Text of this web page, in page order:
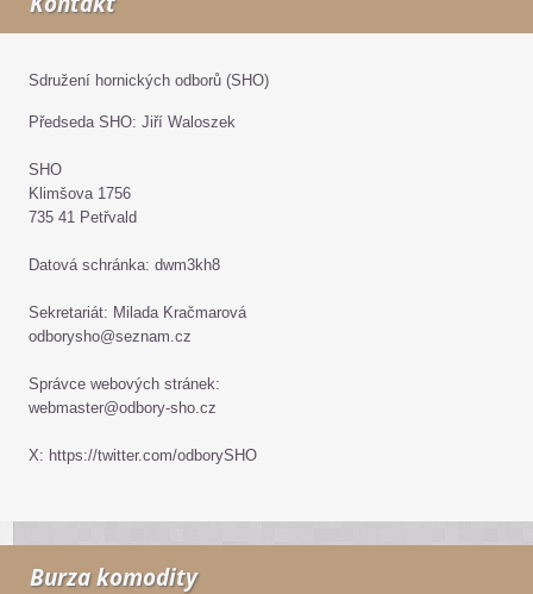
Sdružení hornických odborů (SHO)
Předseda SHO: Jiří Waloszek
SHO
Klimšova 1756
735 41 Petřvald
Datová schránka: dwm3kh8
Sekretariát: Milada Kračmarová
odborysho@seznam.cz
Správce webových stránek:
webmaster@odbory-sho.cz
X: https://twitter.com/odborySHO
Burza komodity